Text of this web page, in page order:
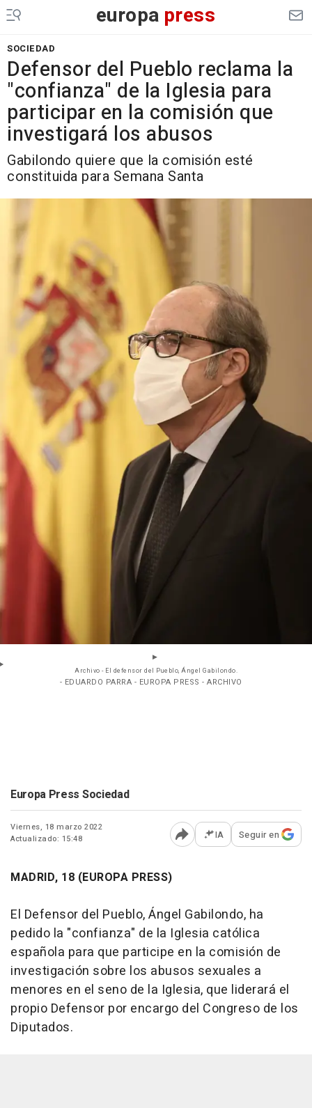
europa press
SOCIEDAD
Defensor del Pueblo reclama la
"confianza" de la Iglesia para
participar en la comisión que
investigará los abusos
Gabilondo quiere que la comisión esté
constituida para Semana Santa
Archivo - El defensor del Pueblo, Ángel Gabilondo.
- EDUARDO PARRA - EUROPA PRESS - ARCHIVO
Europa Press Sociedad
Viernes, 18 marzo 2022
Actualizado: 15:48
Abrir opciones para
IA Seguir en
MADRID, 18 (EUROPA PRESS)
El Defensor del Pueblo, Ángel Gabilondo, ha
pedido la "confianza" de la Iglesia católica
española para que participe en la comisión de
investigación sobre los abusos sexuales a
menores en el seno de la Iglesia, que liderará el
propio Defensor por encargo del Congreso de los
Diputados.